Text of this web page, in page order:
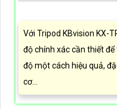
Với Tripod KBvision KX-
độ chính xác cần thiết
độ một cách hiệu quả,
cơ...